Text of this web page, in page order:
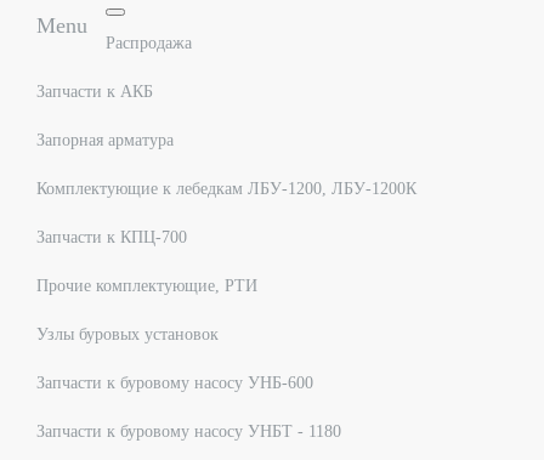
Menu
Распродажа
Запчасти к АКБ
Запорная арматура
Комплектующие к лебедкам ЛБУ-1200, ЛБУ-1200К
Запчасти к КПЦ-700
Прочие комплектующие, РТИ
Узлы буровых установок
Запчасти к буровому насосу УНБ-600
Запчасти к буровому насосу УНБТ - 1180